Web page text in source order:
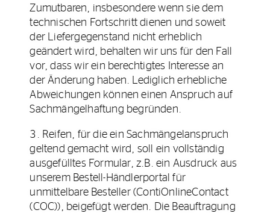
Zumutbaren, insbesondere wenn sie dem
technischen Fortschritt dienen und soweit
der Liefergegenstand nicht erheblich
geändert wird, behalten wir uns für den Fall
vor, dass wir ein berechtigtes Interesse an
der Änderung haben. Lediglich erhebliche
Abweichungen können einen Anspruch auf
Sachmängelhaftung begründen.
3. Reifen, für die ein Sachmängelanspruch
geltend gemacht wird, soll ein vollständig
ausgefülltes Formular, z.B. ein Ausdruck aus
unserem Bestell-Händlerportal für
unmittelbare Besteller (ContiOnlineContact
(COC)), beigefügt werden. Die Beauftragung